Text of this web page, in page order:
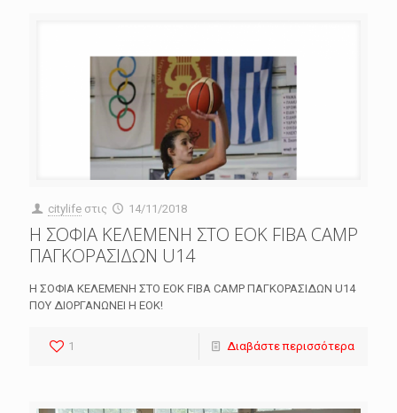
citylife στις 14/11/2018
Η ΣΟΦΙΑ ΚΕΛΕΜΕΝΗ ΣΤΟ ΕΟΚ FIBA CAMP
ΠΑΓΚΟΡΑΣΙΔΩΝ U14
Η ΣΟΦΙΑ ΚΕΛΕΜΕΝΗ ΣΤΟ ΕΟΚ FIBA CAMP ΠΑΓΚΟΡΑΣΙΔΩΝ U14
ΠΟΥ ΔΙΟΡΓΑΝΩΝΕΙ Η ΕΟΚ!
1 Διαβάστε περισσότερα